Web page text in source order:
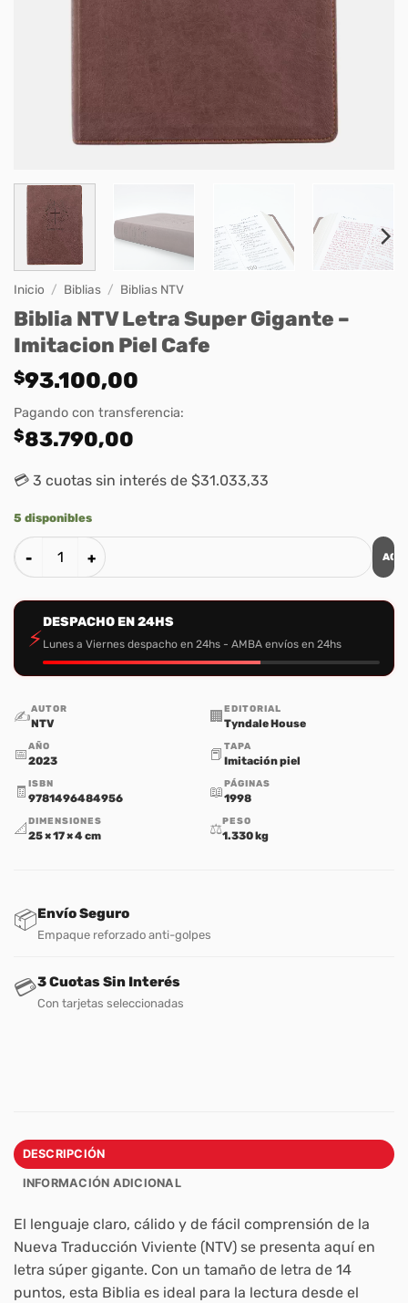
Inicio / Biblias / Biblias NTV
Biblia NTV Letra Super Gigante –
Imitacion Piel Cafe
$93.100,00
Pagando con transferencia:
$83.790,00
💳 3 cuotas sin interés de $31.033,33
5 disponibles
Biblia NTV Letra Super Gigante – Imitacion Piel Cafe
⚡
DESPACHO EN 24HS
Lunes a Viernes despacho en 24hs - AMBA envíos en 24hs
✍️AUTOR
NTV 🏢 EDITORIAL
Tyndale House
📅AÑO
2023 📕 TAPA
Imitación piel
🧾 ISBN
9781496484956 📖 PÁGINAS
1998
📐 DIMENSIONES
25 × 17 × 4 cm ⚖️ PESO
1.330 kg
📦Envío Seguro
Empaque reforzado anti-golpes
💳3 Cuotas Sin Interés
Con tarjetas seleccionadas
DESCRIPCIÓN
INFORMACIÓN ADICIONAL
El lenguaje claro, cálido y de fácil comprensión de la
Nueva Traducción Viviente (NTV) se presenta aquí en
letra súper gigante. Con un tamaño de letra de 14
puntos, esta Biblia es ideal para la lectura desde el